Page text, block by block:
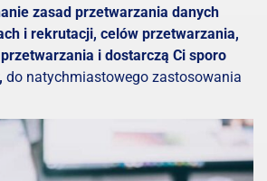
zasad przetwarzania danych
i rekrutacji, celów przetwarzania,
i dostarczą Ci sporo
do natychmiastowego zastosowania